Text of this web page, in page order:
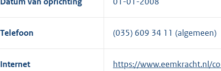
Telefoon (035) 609 34 11 (algemeen)
Internet
E
https://www.eemkracht.nl/